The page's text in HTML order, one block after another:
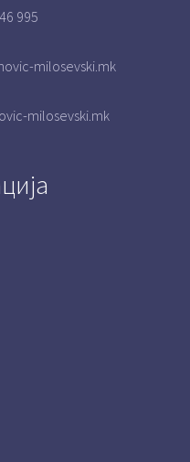
995
milosevski.mk
milosevski.mk